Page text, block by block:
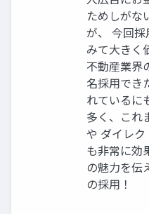
ためしがな
が、 今回
みて大きく
不動産業界
名採用でき
れているに
多く、これ
や ダイレク
も非常に効
の魅力を伝
の採用！